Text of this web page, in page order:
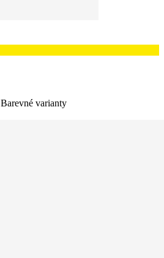
Barevné varianty